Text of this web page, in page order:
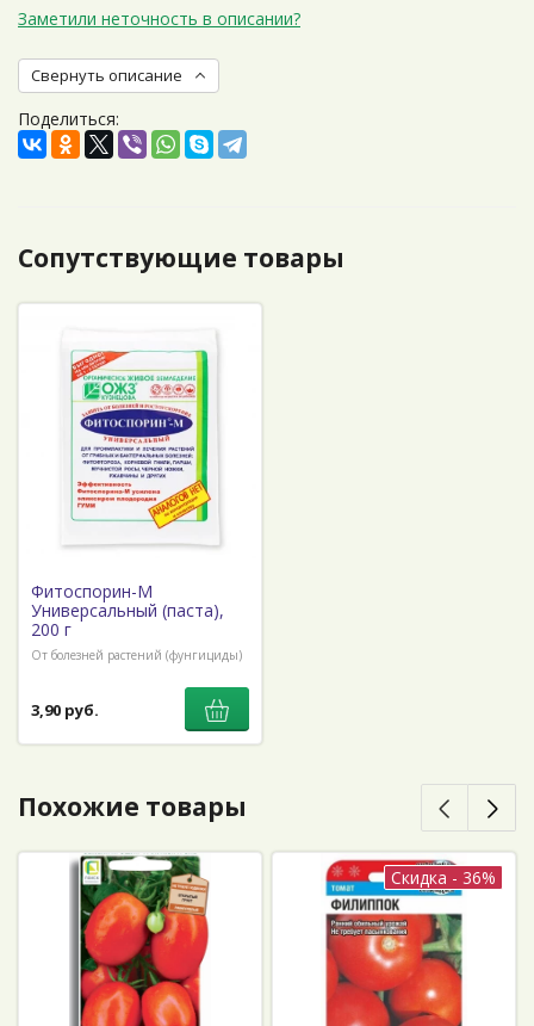
Заметили неточность в описании?
Свернуть описание
Поделиться:
Сопутствующие товары
Фитоспорин-М
Универсальный (паста),
200 г
От болезней растений (фунгициды)
3,90 руб.
Похожие товары
Скидка - 36%